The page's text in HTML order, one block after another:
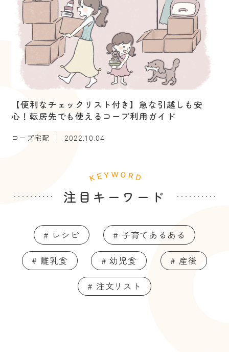
【便利なチェックリスト付き】急な引越しも安
心！転居先でも使えるコープ利用ガイド
コープ宅配 2022.10.04
注目キーワード
# レシピ # 子育てあるある
# 離乳食 # 幼児食 # 産後
# 注文リスト